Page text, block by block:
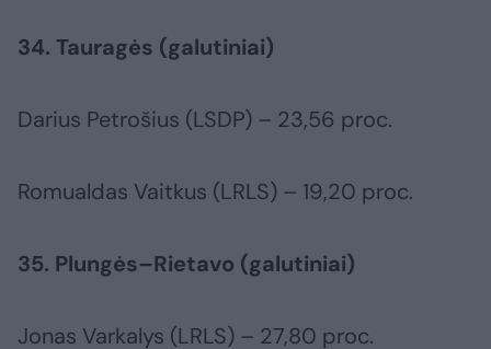
34. Tauragės (galutiniai)
Darius Petrošius (LSDP) – 23,56 proc.
Romualdas Vaitkus (LRLS) – 19,20 proc.
35. Plungės–Rietavo (galutiniai)
Jonas Varkalys (LRLS) – 27,80 proc.